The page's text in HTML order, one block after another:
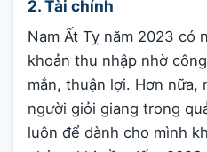
2. Tài chính
Nam Ất Tỵ năm 2023 có
khoản thu nhập nhờ
mắn, thuận lợi. Hơn nữa,
người giỏi giang trong
luôn để dành cho mình